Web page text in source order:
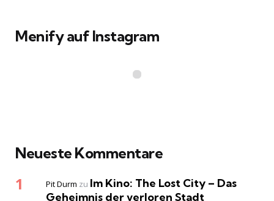
Menify auf Instagram
Neueste Kommentare
Pit Durm zu Im Kino: The Lost City – Das
Geheimnis der verloren Stadt